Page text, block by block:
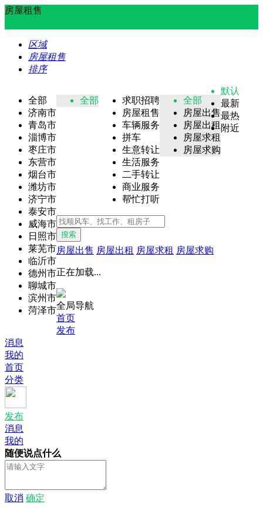
房屋租售
区域
房屋租售
排序
全部
济南市
青岛市
淄博市
枣庄市
东营市
烟台市
潍坊市
济宁市
泰安市
威海市
日照市
莱芜市
临沂市
德州市
聊城市
滨州市
菏泽市
全部
求职招聘
房屋租售
车辆服务
拼车
生意转让
生活服务
二手转让
商业服务
帮忙打听
全部
房屋出售
房屋出租
房屋求租
房屋求购
默认
最新
最热
附近
搜索
房屋出售 房屋出租 房屋求租 房屋求购
正在加载...
全局导航
首页
发布
消息
我的
首页
分类
发布
消息
我的
随便说点什么
取消 确定